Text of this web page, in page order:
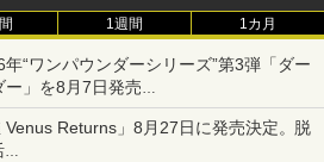
1週間 1カ月
“ワンパウンダーシリーズ”第3弾「ダー
ー」を8月7日発売
ース」を使用した超大型チーズバーガー
Venus Returns」8月27日に発売決定。脱